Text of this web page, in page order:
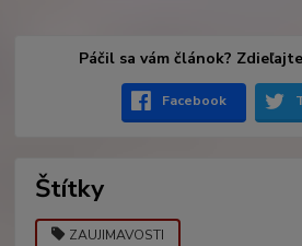
Páčil sa vám článok?
Facebook
Štítky
ZAUJIMAVOSTI